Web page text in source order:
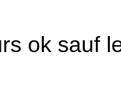
ok sauf